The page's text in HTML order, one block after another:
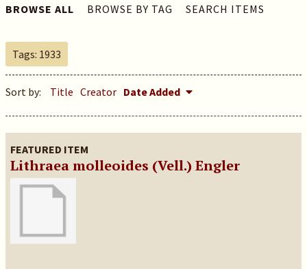
BROWSE ALL BROWSE BY TAG SEARCH ITEMS
Tags: 1933
Sort by: Title Creator Date Added
FEATURED ITEM
Lithraea molleoides (Vell.) Engler